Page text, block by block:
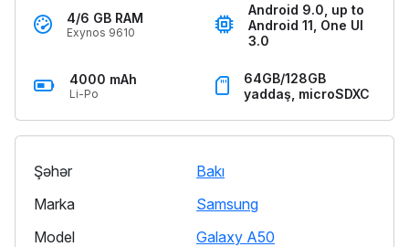
4/6 GB RAM
Exynos 9610
Android 9.0, up to
Android 11, One UI
3.0
4000 mAh
Li-Po
64GB/128GB
yaddaş, microSDXC
Şəhər
Bakı
Marka
Samsung
Model
Galaxy A50